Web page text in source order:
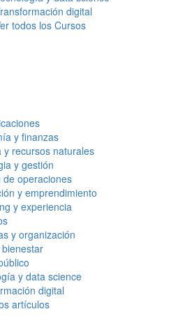
digital
todos los Cursos
y finanzas
y recursos naturales
y gestión
de operaciones
y emprendimiento
y experiencia
y organización
y data science
digital
artículos